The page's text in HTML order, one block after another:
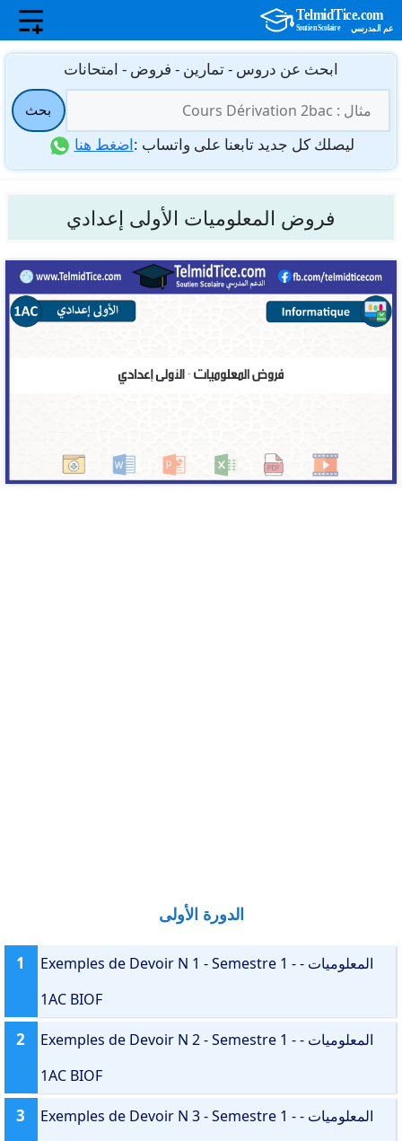
انتقل
المحتوى
ابحث عن دروس - تمارين - فروض - امتحانات
عن:
بحث
ليصلك كل جديد تابعنا على واتساب :اضغط هنا
فروض المعلوميات الأولى إعدادي
الدورة الأولى
1
Exemples de Devoir N 1 - Semestre 1 - المعلوميات -
1AC BIOF
2
Exemples de Devoir N 2 - Semestre 1 - المعلوميات -
1AC BIOF
3
Exemples de Devoir N 3 - Semestre 1 - المعلوميات -